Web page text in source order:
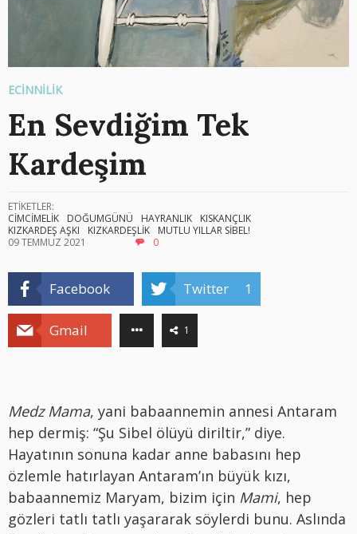
ECİNNİLİK
En Sevdiğim Tek
Kardeşim
ETİKETLER:
CİMCİMELİK
DOĞUMGÜNÜ HAYRANLIK
KISKANÇLIK
KIZKARDEŞ AŞKI
KIZKARDEŞLİK
MUTLU YILLAR SİBEL!
09 TEMMUZ 2021
0
Facebook Twitter 1
Gmail 1
Medz Mama, yani babaannemin annesi Antaram
hep dermiş: “Şu Sibel ölüyü diriltir,” diye.
Hayatının sonuna kadar anne babasını hep
özlemle hatırlayan Antaram’ın büyük kızı,
babaannemiz Maryam, bizim için Mami, hep
gözleri tatlı tatlı yaşararak söylerdi bunu. Aslında